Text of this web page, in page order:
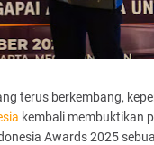
terus berkembang,
kembali membuktikan
Awards 2025